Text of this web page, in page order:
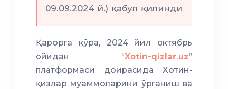
09.09.2024 й.) қабул қилинди
Қарорга кўра, 2024 йил октябрь
ойидан “Xotin-qizlar.uz”
платформаси доирасида Хотин-
қизлар муаммоларини ўрганиш ва